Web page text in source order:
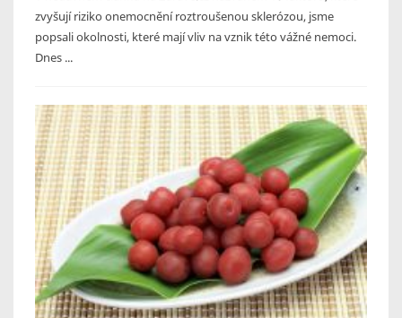
zvyšují riziko onemocnění roztroušenou sklerózou, jsme
popsali okolnosti, které mají vliv na vznik této vážné nemoci.
Dnes ...